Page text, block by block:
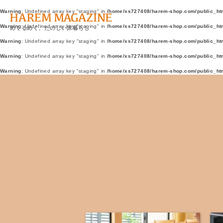
Warning: Undefined array key "staging" in /home/xs727408/harem-shop.com/
Warning: Undefined array key "staging" in /home/xs727408/harem-shop.com/
Warning: Undefined array key "staging" in /home/xs727408/harem-shop.com/
Warning: Undefined array key "staging" in /home/xs727408/harem-shop.com/
Warning: Undefined array key "staging" in /home/xs727408/harem-shop.com/
めくるめく、たのしい床暮らし